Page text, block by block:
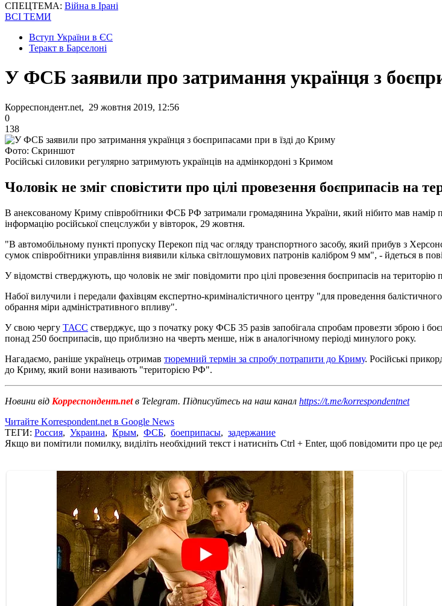
СПЕЦТЕМА: Війна в Ірані
ВСІ ТЕМИ
Вступ України в ЄС
Теракт в Барселоні
У ФСБ заявили про затримання українця з
Корреспондент.net, 29 жовтня 2019, 12:56
0
138
Фото: Скриншот
Російські силовики регулярно затримують українців на адмінкордоні з Кримом
Чоловік не зміг сповістити про цілі провезення боєприпасів на
В анексованому Криму співробітники ФСБ РФ затримали громадянина України, який нібито мав намір
інформацію російської спецслужби у вівторок, 29 жовтня.
"В автомобільному пункті пропуску Перекоп під час огляду транспортного засобу, який прибув з
сумок співробітники управління виявили кілька світлошумових патронів калібром 9 мм", - йдеться в
У відомстві стверджують, що чоловік не зміг повідомити про цілі провезення боєприпасів на територію
Набої вилучили і передали фахівцям експертно-криміналістичного центру "для проведення
обрання міри адміністративного впливу".
У свою чергу ТАСС стверджує, що з початку року ФСБ 35 разів запобігала спробам провезти зброю і
понад 250 боєприпасів, що приблизно на чверть менше, ніж в аналогічному періоді минулого року.
Нагадаємо, раніше українець отримав тюремний термін за спробу потрапити до Криму. Російські
до Криму, який вони називають "територією РФ".
Новини від Корреспондент.netв Telegram. Підписуйтесь на наш канал https://t.me/korrespondentnet
Читайте Korrespondent.net в Google News
ТЕГИ: Россия, Украина, Крым, ФСБ, боеприпасы, задержание
Якщо ви помітили помилку, виділіть необхідний текст і натисніть Ctrl + Enter, щоб повідомити про це